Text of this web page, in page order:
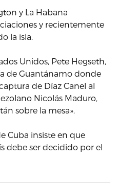
y La Habana
y recientemente
la isla.
Unidos, Pete Hegseth,
de Guantánamo donde
de Díaz Canel al
Nicolás Maduro,
sobre la mesa».
Cuba insiste en que
debe ser decidido por el